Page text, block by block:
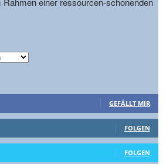
GEFÄLLT MIR
FOLGEN
FOLGEN